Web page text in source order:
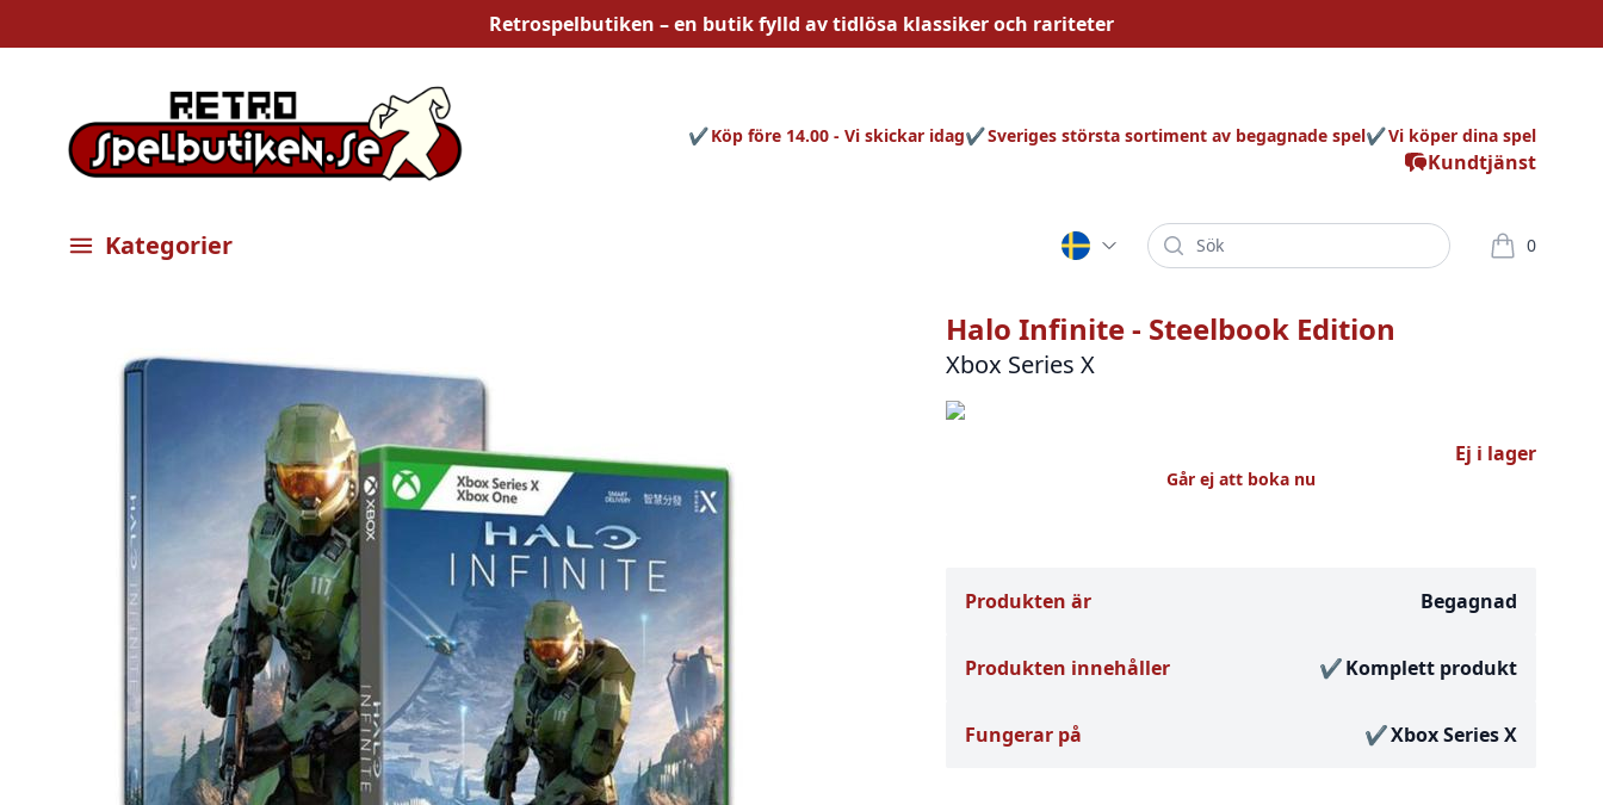
Retrospelbutiken – en butik fylld avtidlösa klassiker och rariteter
Kundtjänst
Köp före 14.00 - Vi skickar idag Sveriges största sortiment av begagnade spel Vi köper dina spel
Öppna meny
Kategorier Sök 0
varor i
Halo Infinite - Steelbook Edition
Xbox Series X
Ej i lager
Går ej att boka nu
Produkten är Begagnad
Produkten innehåller Komplett produkt
Fungerar på Xbox Series X